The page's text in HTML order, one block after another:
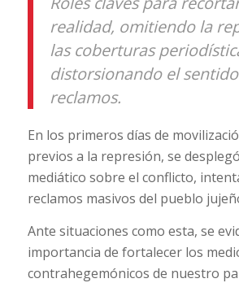
realidad, omitiendo la
las coberturas
distorsionando el
reclamos.
En los primeros días de
previos a la represión, se
mediático sobre el conflicto,
reclamos masivos del pueblo
Ante situaciones como esta, se
importancia de fortalecer los
contrahegemónicos de nuestro